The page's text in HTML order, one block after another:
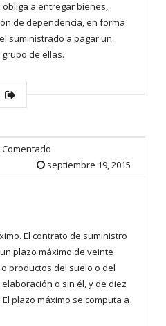
a entregar bienes,
de dependencia, en forma
suministrado a pagar un
de ellas.
Comentado
septiembre 19, 2015
El contrato de suministro
plazo máximo de veinte
productos del suelo o del
o sin él, y de diez
plazo máximo se computa a